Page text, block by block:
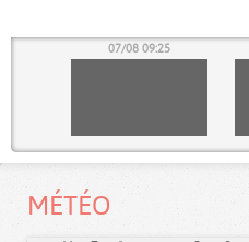
07/08 09:25
MÉTÉO